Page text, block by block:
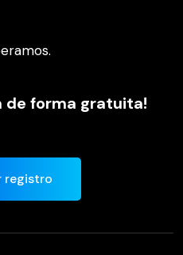
de forma gratuita!
registro